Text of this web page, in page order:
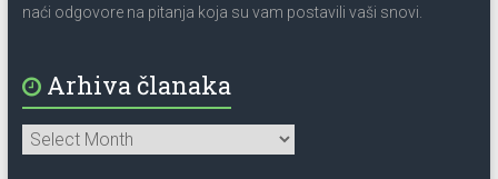
naći odgovore na pitanja koja su vam postavili vaši snovi.
Arhiva članaka